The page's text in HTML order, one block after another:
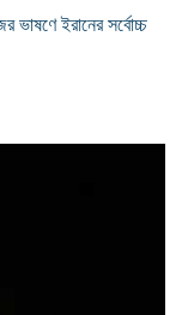
ভাষণে ইরানের সর্বোচ্চ